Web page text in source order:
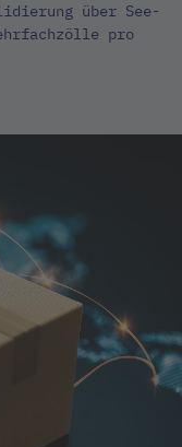
über See-
pro